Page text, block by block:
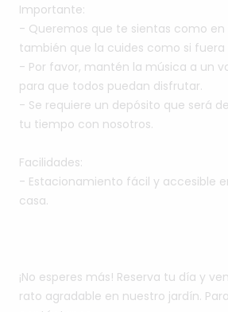
Importante:
- Queremos que te sientas como en
también que la cuides como si fuera
- Por favor, mantén la música a un
para que todos puedan disfrutar.
- Se requiere un depósito que será
tu tiempo con nosotros.
Facilidades:
- Estacionamiento fácil y accesible
casa.
¡No esperes más! Reserva tu día y ven
rato agradable en nuestro jardín. Para